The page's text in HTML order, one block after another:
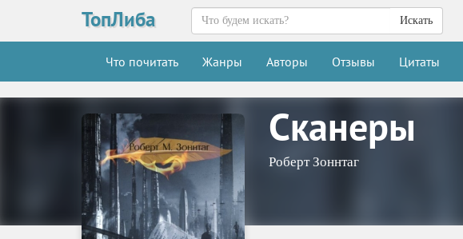
ТопЛиба Искать
Что почитать Жанры Авторы Отзывы Цитаты
Сканеры
Роберт Зоннтаг